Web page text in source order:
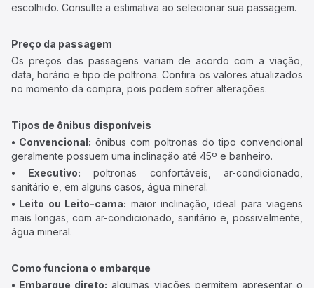
escolhido. Consulte a estimativa ao selecionar sua passagem.
Preço da passagem
Os preços das passagens variam de acordo com a viação,
data, horário e tipo de poltrona. Confira os valores atualizados
no momento da compra, pois podem sofrer alterações.
Tipos de ônibus disponíveis
• Convencional: ônibus com poltronas do tipo convencional
geralmente possuem uma inclinação até 45º e banheiro.
• Executivo: poltronas confortáveis, ar-condicionado,
sanitário e, em alguns casos, água mineral.
• Leito ou Leito-cama: maior inclinação, ideal para viagens
mais longas, com ar-condicionado, sanitário e, possivelmente,
água mineral.
Como funciona o embarque
• Embarque direto: algumas viações permitem apresentar o